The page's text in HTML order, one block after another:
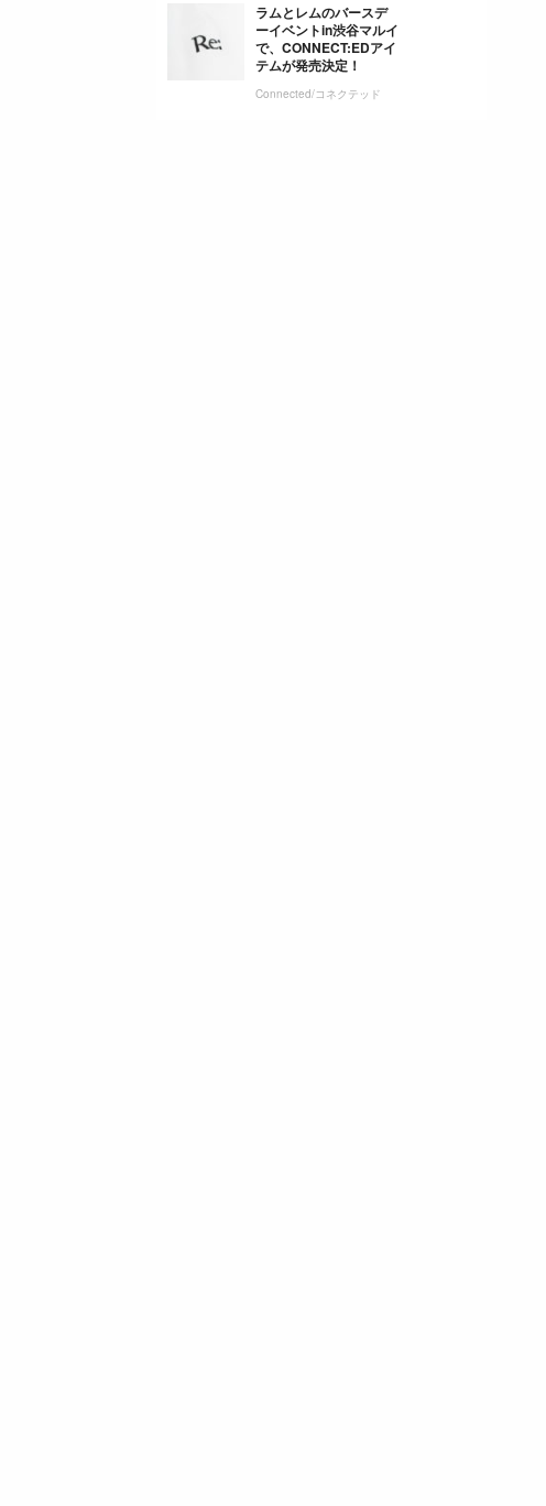
ラムとレムのバースデ
ーイベントin渋谷マルイ
で、CONNECT:EDアイ
テムが発売決定！
Connected/コネクテッド